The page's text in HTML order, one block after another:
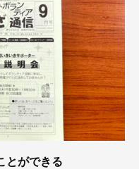
とができる